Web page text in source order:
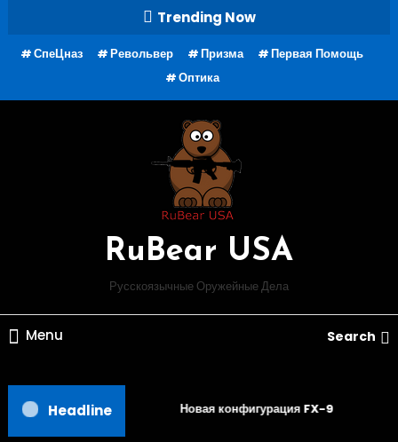
Content
Trending Now
СпеЦназ Револьвер Призма
Первая Помощь
Оптика
RuBear USA
Русскоязычные Оружейные Дела
Menu Search
Headline Новая конфигурация FX-9